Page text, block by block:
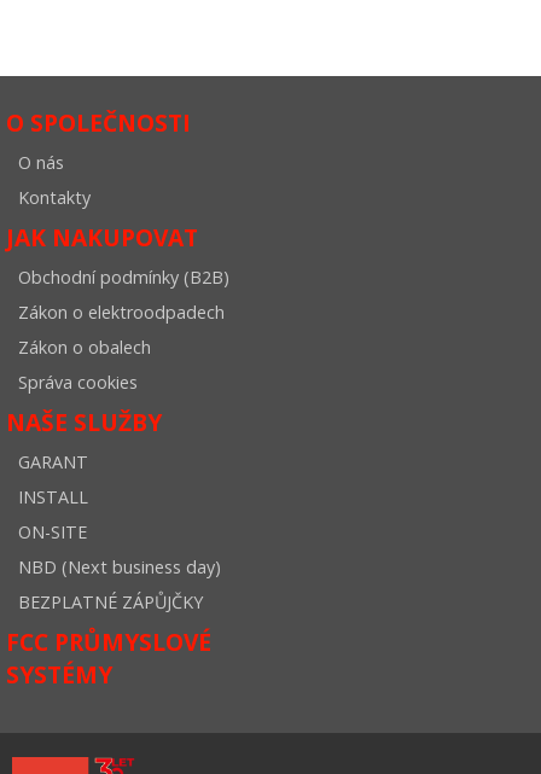
O SPOLEČNOSTI
O nás
Kontakty
JAK NAKUPOVAT
Obchodní podmínky (B2B)
Zákon o elektroodpadech
Zákon o obalech
Správa cookies
NAŠE SLUŽBY
GARANT
INSTALL
ON-SITE
NBD (Next business day)
BEZPLATNÉ ZÁPŮJČKY
FCC PRŮMYSLOVÉ
SYSTÉMY